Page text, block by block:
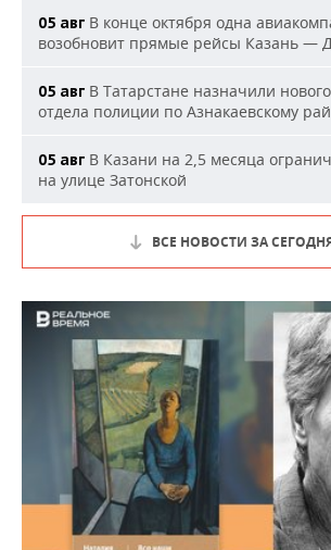
05 авг В конце октября одна
возобновит прямые рейсы Казань —
05 авг В Татарстане назначили
отдела полиции по Азнакаевскому
05 авг В Казани на 2,5 месяца
на улице Затонской
ВСЕ НОВОСТИ ЗА